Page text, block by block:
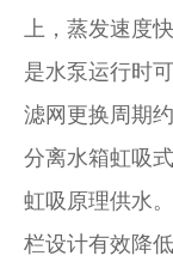
上，蒸发速度
是水泵运行时
滤网更换周期约
分离水箱虹吸式
虹吸原理供水
栏设计有效降